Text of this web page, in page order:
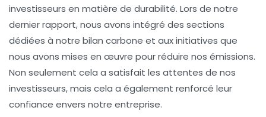
investisseurs en matière de durabilité. Lors de notre
dernier rapport, nous avons intégré des sections
dédiées à notre bilan carbone et aux initiatives que
nous avons mises en œuvre pour réduire nos émissions.
Non seulement cela a satisfait les attentes de nos
investisseurs, mais cela a également renforcé leur
confiance envers notre entreprise.